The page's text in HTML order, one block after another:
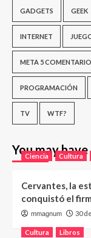
GADGETS GEEK
INTERNET
META 5
PROGRAMACIÓN
TV WTF?
You may
Ciencia Cultura
Cervantes, la
conquistó el
mmagnum 30
Cultura Libros